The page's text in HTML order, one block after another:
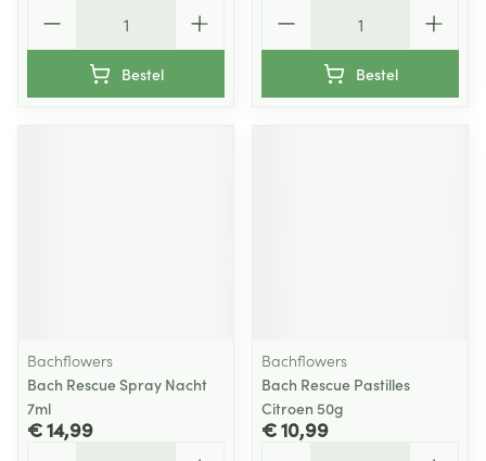
Bestel Bestel
Bachflowers
Bach Rescue Spray Nacht
7ml
€ 14,99
Bachflowers
Bach Rescue Pastilles
Citroen 50g
€ 10,99